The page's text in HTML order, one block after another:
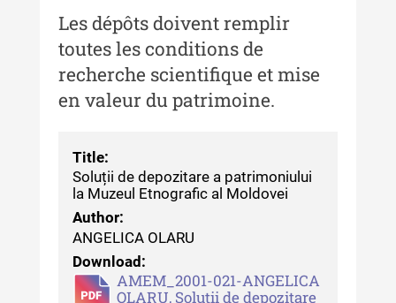
XV / Nr. 15 / 2021
Buletinul Muzeului Științei și
Tehnicii ”Ștefan Procopiu” - An
XIV / Nr. 14 / 2020
Tehnicii ”Ștefan Procopiu” - An
XII / Nr. 13 / 2019
Indexul Complet
Buletinul Centrului de Cercetare și
Conservare-Restaurare a
Les dépôts doivent remplir
toutes les conditions de
recherche scientifique et mise
en valeur du patrimoine.
Title:
Soluții de depozitare a patrimoniului
la Muzeul Etnografic al Moldovei
Author:
ANGELICA OLARU
Download:
AMEM_2001-021-ANGELICA
OLARU, Soluții de depozitare